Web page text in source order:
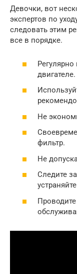
Девочки, вот
экспертов по
следовать этим
все в порядке.
двигателе.
Не
фильтр.
Не
Следите
Проводите